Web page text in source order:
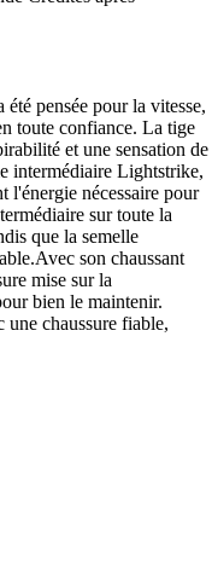
pensée pour la vitesse,
toute confiance. La tige
et une sensation de
intermédiaire Lightstrike,
l'énergie nécessaire pour
sur toute la
que la semelle
son chaussant
mise sur la
bien le maintenir.
chaussure fiable,